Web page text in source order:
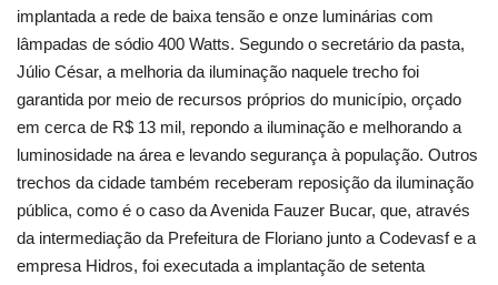
implantada a rede de baixa tensão e onze luminárias com
lâmpadas de sódio 400 Watts. Segundo o secretário da pasta,
Júlio César, a melhoria da iluminação naquele trecho foi
garantida por meio de recursos próprios do município, orçado
em cerca de R$ 13 mil, repondo a iluminação e melhorando a
luminosidade na área e levando segurança à população. Outros
trechos da cidade também receberam reposição da iluminação
pública, como é o caso da Avenida Fauzer Bucar, que, através
da intermediação da Prefeitura de Floriano junto a Codevasf e a
empresa Hidros, foi executada a implantação de setenta